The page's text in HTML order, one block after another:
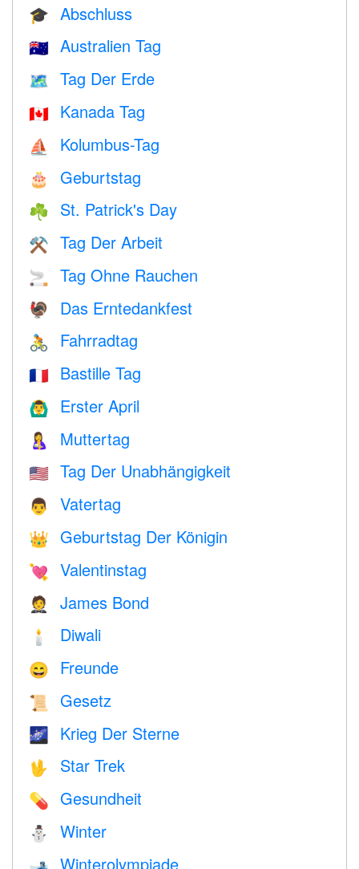
🎓 Abschluss
🇦🇺 Australien Tag
🗺️ Tag Der Erde
🇨🇦 Kanada Tag
⛵️ Kolumbus-Tag
🎂 Geburtstag
☘️ St. Patrick's Day
⚒️ Tag Der Arbeit
🚬 Tag Ohne Rauchen
🦃 Das Erntedankfest
🚴 Fahrradtag
🇫🇷 Bastille Tag
🙆‍♂️ Erster April
🤱 Muttertag
🇺🇸 Tag Der Unabhängigkeit
👨 Vatertag
👑 Geburtstag Der Königin
💘 Valentinstag
🤵 James Bond
🕯 Diwali
😄 Freunde
📜 Gesetz
🌌 Krieg Der Sterne
🖖 Star Trek
💊 Gesundheit
⛄ Winter
Winterolympiade